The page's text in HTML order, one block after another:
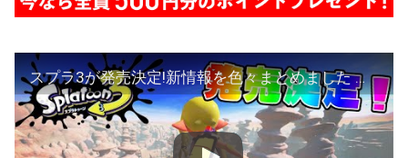
スプラ3が発売決定!新情報を色々まとめました 【スプラトゥーン3】